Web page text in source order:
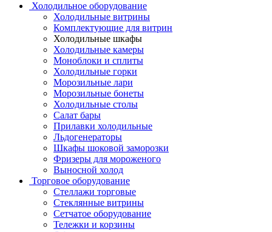
Холодильное оборудование
Холодильные витрины
Комплектующие для витрин
Холодильные шкафы
Холодильные камеры
Моноблоки и сплиты
Холодильные горки
Морозильные лари
Морозильные бонеты
Холодильные столы
Салат бары
Прилавки холодильные
Льдогенераторы
Шкафы шоковой заморозки
Фризеры для мороженого
Выносной холод
Торговое оборудование
Стеллажи торговые
Стеклянные витрины
Сетчатое оборудование
Тележки и корзины